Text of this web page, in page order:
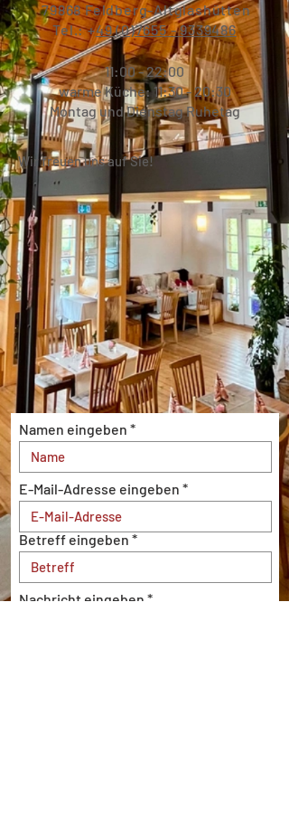
79868 Feldberg-Altglashütten
Tel.: +49 (0)7655 - 9339486
11:00 - 22:00
warme Küche: 11:30 - 20:30
Montag und Dienstag Ruhetag
Wir freuen uns auf Sie!
Namen eingeben
E-Mail-Adresse eingeben
Betreff eingeben
Nachricht eingeben